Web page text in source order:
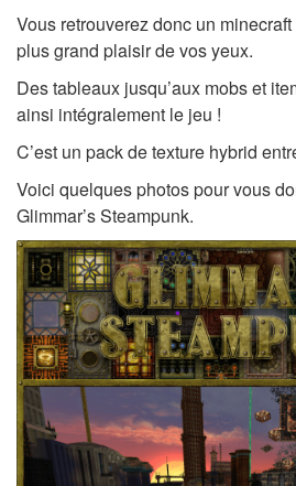
Vous retrouverez donc un
plus grand plaisir de vos yeux.
Des tableaux jusqu’aux mobs et
ainsi intégralement le jeu !
C’est un pack de texture hybrid
Voici quelques photos pour vous
Glimmar’s Steampunk.